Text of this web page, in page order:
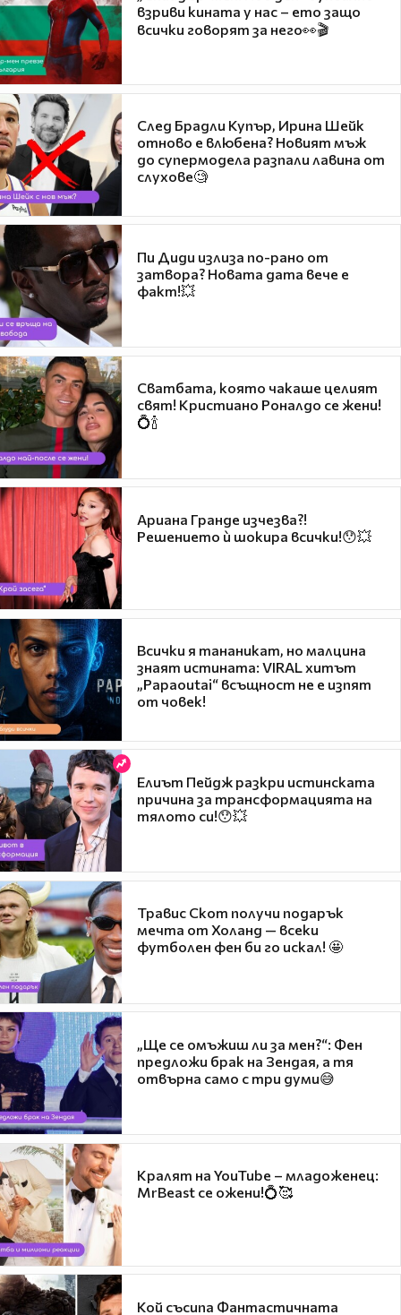
взриви кината у нас – ето защо
всички говорят за него👀🎬
След Брадли Купър, Ирина Шейк
отново е влюбена? Новият мъж
до супермодела разпали лавина от
слухове🧐
Пи Диди излиза по-рано от
затвора? Новата дата вече е
факт!💥
Сватбата, която чакаше целият
свят! Кристиано Роналдо се жени!
💍🍾
Ариана Гранде изчезва?!
Решението ѝ шокира всички!😯💥
Всички я тананикат, но малцина
знаят истината: VIRAL хитът
„Papaoutai“ всъщност не е изпят
от човек!
Елиът Пейдж разкри истинската
причина за трансформацията на
тялото си!😯💥
Травис Скот получи подарък
мечта от Холанд — всеки
футболен фен би го искал! 🤩
„Ще се омъжиш ли за мен?“: Фен
предложи брак на Зендая, а тя
отвърна само с три думи😅
Кралят на YouTube – младоженец:
MrBeast се ожени!💍🥰
Кой съсипа Фантастичната